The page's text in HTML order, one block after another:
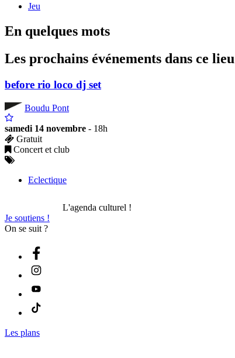
Jeu
En quelques mots
Les prochains événements dans ce lieu
before rio loco dj set
Boudu Pont
samedi 14 novembre - 18h
Gratuit
Concert et club
Eclectique
L'agenda culturel !
Je soutiens !
On se suit ?
Les plans